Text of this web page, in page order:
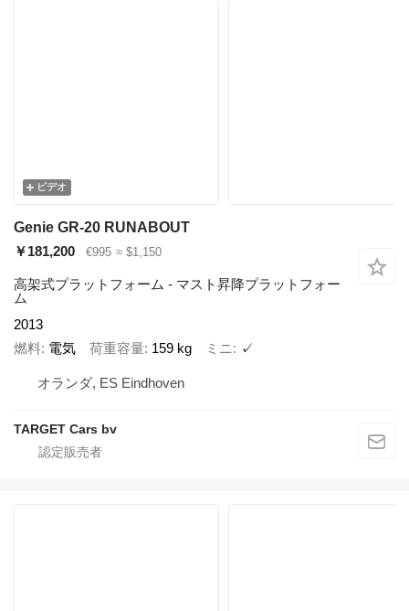
ビデオ
Genie GR-20 RUNABOUT
￥181,200
€995 ≈ $1,150
高架式プラットフォーム - マスト昇降プラットフォー
ム
2013
燃料 電気 荷重容量 159 kg ミニ ✓
オランダ, ES Eindhoven
TARGET Cars bv